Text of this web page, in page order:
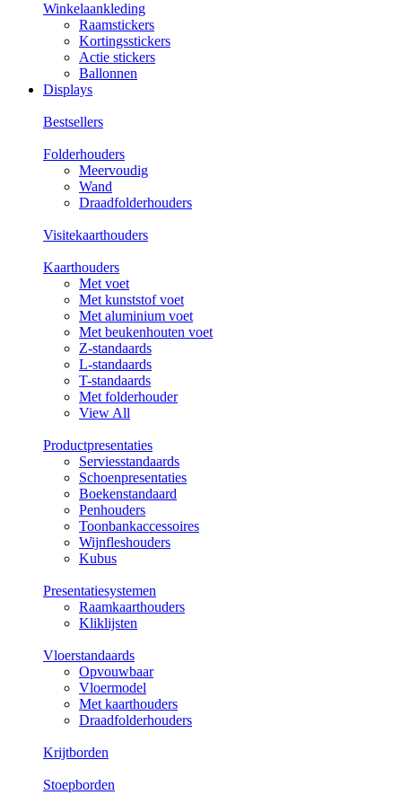
Winkelaankleding
Raamstickers
Kortingsstickers
Actie stickers
Ballonnen
Displays
Bestsellers
Folderhouders
Meervoudig
Wand
Draadfolderhouders
Visitekaarthouders
Kaarthouders
Met voet
Met kunststof voet
Met aluminium voet
Met beukenhouten voet
Z-standaards
L-standaards
T-standaards
Met folderhouder
View All
Productpresentaties
Serviesstandaards
Schoenpresentaties
Boekenstandaard
Penhouders
Toonbankaccessoires
Wijnfleshouders
Kubus
Presentatiesystemen
Raamkaarthouders
Kliklijsten
Vloerstandaards
Opvouwbaar
Vloermodel
Met kaarthouders
Draadfolderhouders
Krijtborden
Stoepborden